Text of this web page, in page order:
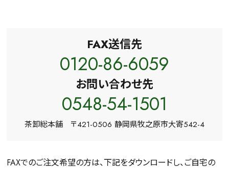
FAX送信先
0120-86-6059
お問い合わせ先
0548-54-1501
茶卸総本舗 〒421-0506 静岡県牧之原市大寄542-4
FAXでのご注文希望の方は、下記をダウンロードし、ご自宅の